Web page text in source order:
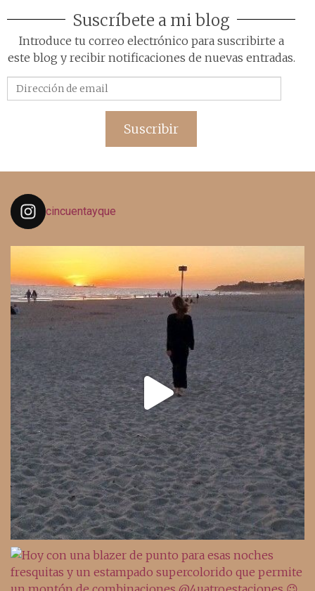
Suscríbete a mi blog
Introduce tu correo electrónico para suscribirte a
este blog y recibir notificaciones de nuevas entradas.
de
Suscribir
cincuentayque